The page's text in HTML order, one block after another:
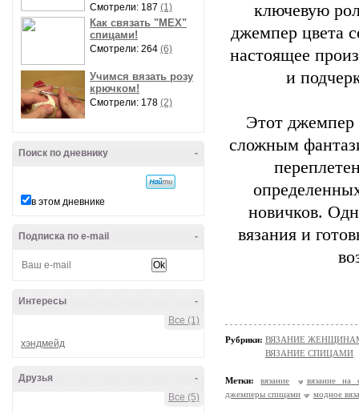
Смотрели: 187 (1)
Как связать "МЕХ"
спицами!
Смотрели: 264 (6)
Учимся вязать розу
крючком!
Смотрели: 178 (2)
-
Поиск по дневнику
в этом дневнике
-
Подписка по e-mail
-
Интересы
Все (1)
хэндмейд
-
Друзья
Все (5)
ключевую
джемпер цвета
настоящее
и
Этот джемпер
сложным
новичков.
вязания и
Рубрики: ВЯЗАНИЕ ЖЕНЩИНАМ/
ВЯЗАНИЕ СПИЦАМИ
Метки: вязание
вязание на
джемперы спицами
модное